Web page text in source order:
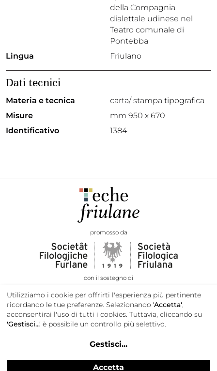
della Compagnia
dialettale udinese nel
Teatro comunale di
Pontebba
Lingua
Friulano
Dati tecnici
Materia e tecnica
carta/ stampa tipografica
Misure
mm 950 x 670
Identificativo
1384
promosso da
con il sostegno di
Utilizziamo i cookie per offrirti l'esperienza più pertinente
ricordando le tue preferenze. Selezionando 'Accetta',
acconsentirai l'uso di tutti i cookies. Tuttavia, cliccando su
'Gestisci...' è possibile un controllo più selettivo.
Gestisci...
Accetta